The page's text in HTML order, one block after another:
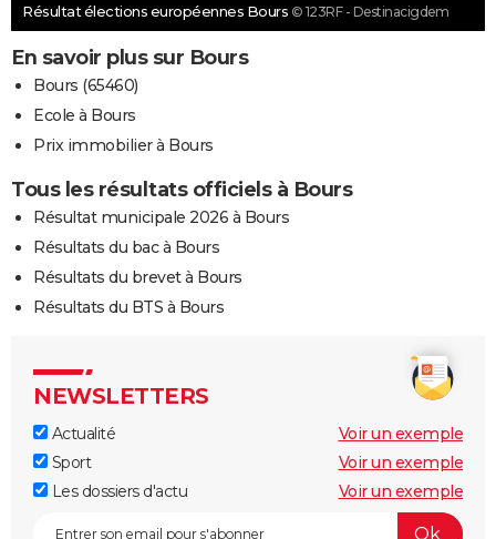
Résultat élections européennes Bours © 123RF - Destinacigdem
En savoir plus sur Bours
Bours (65460)
Ecole à Bours
Prix immobilier à Bours
Tous les résultats officiels à Bours
Résultat municipale 2026 à Bours
Résultats du bac à Bours
Résultats du brevet à Bours
Résultats du BTS à Bours
NEWSLETTERS
Actualité
Voir un exemple
Sport
Voir un exemple
Les dossiers d'actu
Voir un exemple